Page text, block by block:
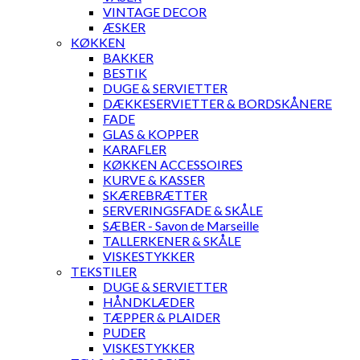
VINTAGE DECOR
ÆSKER
KØKKEN
BAKKER
BESTIK
DUGE & SERVIETTER
DÆKKESERVIETTER & BORDSKÅNERE
FADE
GLAS & KOPPER
KARAFLER
KØKKEN ACCESSOIRES
KURVE & KASSER
SKÆREBRÆTTER
SERVERINGSFADE & SKÅLE
SÆBER - Savon de Marseille
TALLERKENER & SKÅLE
VISKESTYKKER
TEKSTILER
DUGE & SERVIETTER
HÅNDKLÆDER
TÆPPER & PLAIDER
PUDER
VISKESTYKKER